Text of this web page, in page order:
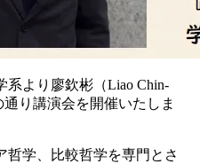
系より廖欽彬（Liao Chin-
り講演会を開催いたしま
哲学、比較哲学を専門とさ